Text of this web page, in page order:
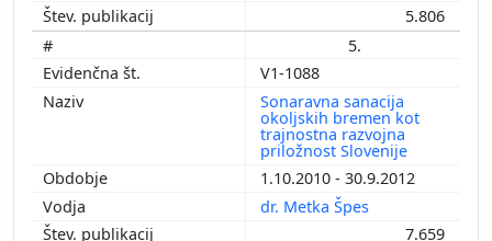
5.806
5.
V1-1088
Sonaravna sanacija
okoljskih bremen kot
trajnostna razvojna
priložnost Slovenije
1.10.2010 - 30.9.2012
dr. Metka Špes
7.659